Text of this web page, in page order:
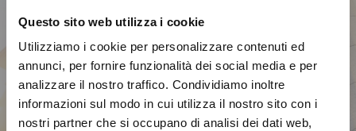
Questo sito web utilizza i cookie
Utilizziamo i cookie per personalizzare contenuti ed
annunci, per fornire funzionalità dei social media e per
analizzare il nostro traffico. Condividiamo inoltre
informazioni sul modo in cui utilizza il nostro sito con i
nostri partner che si occupano di analisi dei dati web,
BLOG
CONTATTI
INFO@STUDIOLEGALEMOTTAEPARTNERS.IT
StudioLegale Motta &
Partners